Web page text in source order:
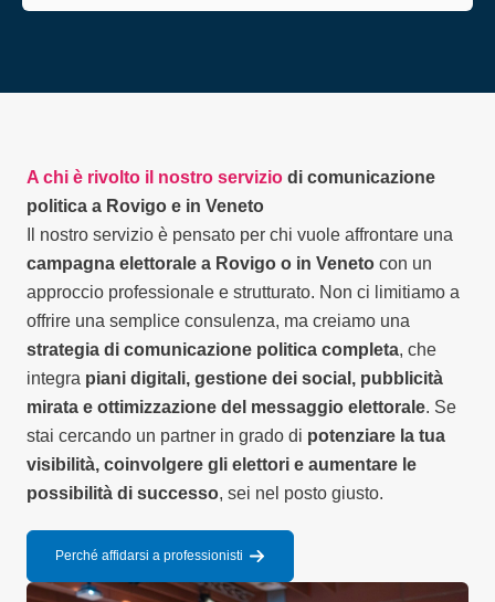
A chi è rivolto il nostro servizio di comunicazione
politica a Rovigo e in Veneto
Il nostro servizio è pensato per chi vuole affrontare una
campagna elettorale a Rovigo o in Veneto con un
approccio professionale e strutturato. Non ci limitiamo a
offrire una semplice consulenza, ma creiamo una
strategia di comunicazione politica completa, che
integra piani digitali, gestione dei social, pubblicità
mirata e ottimizzazione del messaggio elettorale. Se
stai cercando un partner in grado di potenziare la tua
visibilità, coinvolgere gli elettori e aumentare le
possibilità di successo, sei nel posto giusto.
Perché affidarsi a professionisti